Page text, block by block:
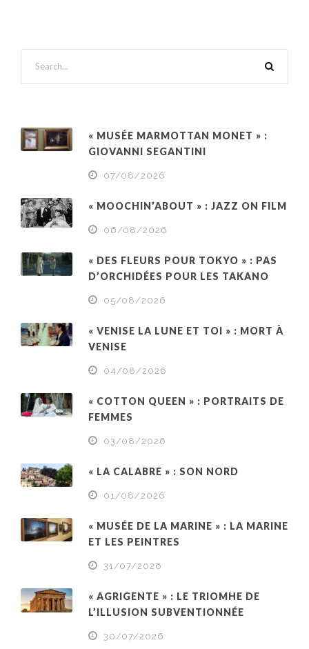
« MUSÉE MARMOTTAN MONET » :
GIOVANNI SEGANTINI
07/08/2026
« MOOCHIN’ABOUT » : JAZZ ON FILM
06/08/2026
« DES FLEURS POUR TOKYO » : PAS
D’ORCHIDÉES POUR LES TAKANO
05/08/2026
« VENISE LA LUNE ET TOI » : MORT À
VENISE
04/08/2026
« COTTON QUEEN » : PORTRAITS DE
FEMMES
03/08/2026
« LA CALABRE » : SON NORD
01/08/2026
« MUSÉE DE LA MARINE » : LA MARINE
ET LES PEINTRES
31/07/2026
« AGRIGENTE » : LE TRIOMHE DE
L’ILLUSION SUBVENTIONNÉE
30/07/2026